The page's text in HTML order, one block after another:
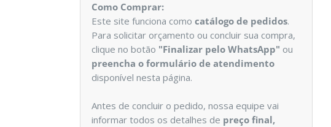
Como Comprar:
Este site funciona comocatálogo de pedidos.
Para solicitar orçamento ou concluir sua compra,
clique no botão "Finalizar pelo WhatsApp" ou
preencha o formulário de atendimento
disponível nesta página.
Antes de concluir o pedido, nossa equipe vai
informar todos os detalhes de preço final,